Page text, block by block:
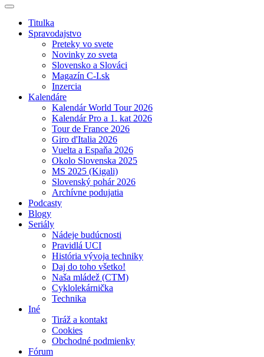
Titulka
Spravodajstvo
Preteky vo svete
Novinky zo sveta
Slovensko a Slováci
Magazín C-I.sk
Inzercia
Kalendáre
Kalendár World Tour 2026
Kalendár Pro a 1. kat 2026
Tour de France 2026
Giro d'Italia 2026
Vuelta a Espaňa 2026
Okolo Slovenska 2025
MS 2025 (Kigali)
Slovenský pohár 2026
Archívne podujatia
Podcasty
Blogy
Seriály
Nádeje budúcnosti
Pravidlá UCI
História vývoja techniky
Daj do toho všetko!
Naša mládež (CTM)
Cyklolekárnička
Technika
Iné
Tiráž a kontakt
Cookies
Obchodné podmienky
Fórum